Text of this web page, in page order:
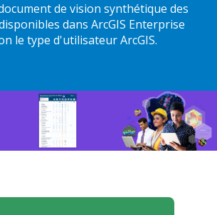
de vision synthétique des
dans ArcGIS Enterprise
le type d'utilisateur ArcGIS.